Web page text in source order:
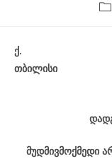
Post
ქ.
თბილისი
მუდმივმოქმედი